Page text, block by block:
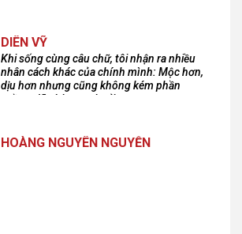
DIÊN VỸ
Khi sống cùng câu chữ, tôi nhận ra nhiều
nhân cách khác của chính mình: Mộc hơn,
dịu hơn nhưng cũng không kém phần
cuồng dã và hoang hoải...
HOÀNG NGUYÊN NGUYỄN